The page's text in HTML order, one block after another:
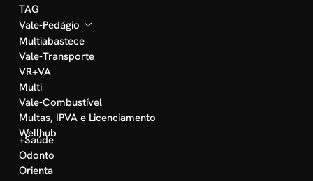
TAG
Vale-Pedágio
Multiabastece
Vale-Transporte
VR+VA
Multi
Vale-Combustível
Multas, IPVA e Licenciamento
Wellhub
+Saúde
Odonto
Orienta